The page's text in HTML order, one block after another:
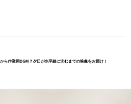
ら作業用BGM？夕日が水平線に沈むまでの映像をお届け！